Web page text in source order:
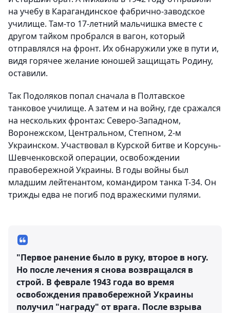
на учебу в Карагандинское фабрично-заводское
училище. Там-то 17-летний мальчишка вместе с
другом тайком пробрался в вагон, который
отправлялся на фронт. Их обнаружили уже в пути и,
видя горячее желание юношей защищать Родину,
оставили.
Так Подоляков попал сначала в Полтавское
танковое училище. А затем и на войну, где сражался
на нескольких фронтах: Северо-Западном,
Воронежском, Центральном, Степном, 2-м
Украинском. Участвовал в Курской битве и Корсунь-
Шевченковской операции, освобождении
правобережной Украины. В годы войны был
младшим лейтенантом, командиром танка Т-34. Он
трижды едва не погиб под вражескими пулями.
"Первое ранение было в руку, второе в ногу.
Но после лечения я снова возвращался в
строй. В феврале 1943 года во время
освобождения правобережной Украины
получил "награду" от врага. После взрыва